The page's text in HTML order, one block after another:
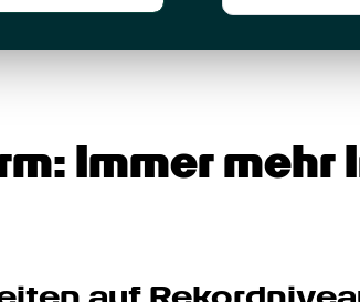
Immer mehr